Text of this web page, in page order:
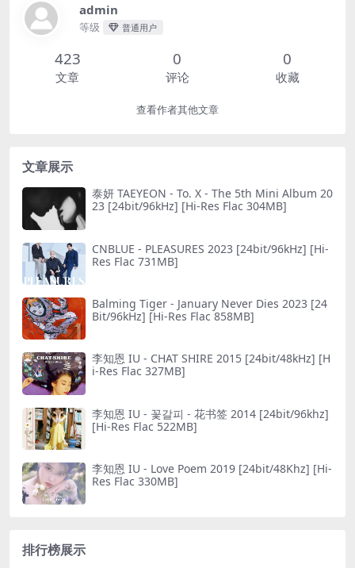
admin
等级 普通用户
423
文章
0
评论
0
收藏
查看作者其他文章
文章展示
泰妍 TAEYEON - To. X - The 5th Mini Album 20
23 [24bit/96kHz] [Hi-Res Flac 304MB]
CNBLUE - PLEASURES 2023 [24bit/96kHz] [Hi-
Res Flac 731MB]
Balming Tiger - January Never Dies 2023 [24
Bit/96kHz] [Hi-Res Flac 858MB]
李知恩 IU - CHAT SHIRE 2015 [24bit/48kHz] [H
i-Res Flac 327MB]
李知恩 IU - 꽃갈피 - 花书签 2014 [24bit/96khz]
[Hi-Res Flac 522MB]
李知恩 IU - Love Poem 2019 [24bit/48Khz] [Hi-
Res Flac 330MB]
排行榜展示